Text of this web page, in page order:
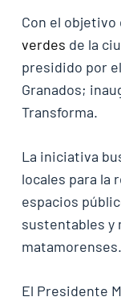
Con el objetivo
verdes de la
presidido por
Granados;
Transforma.
La iniciativa
locales para la
espacios
sustentables y
matamorenses.
El Presidente